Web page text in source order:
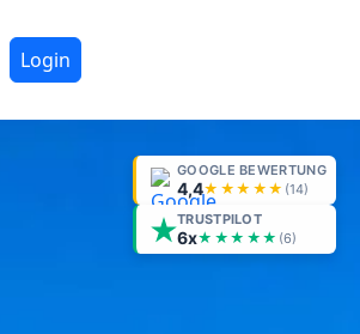
Login
GOOGLE BEWERTUNG
4,4★★★★★ (14)
TRUSTPILOT
6x★★★★★ (6)